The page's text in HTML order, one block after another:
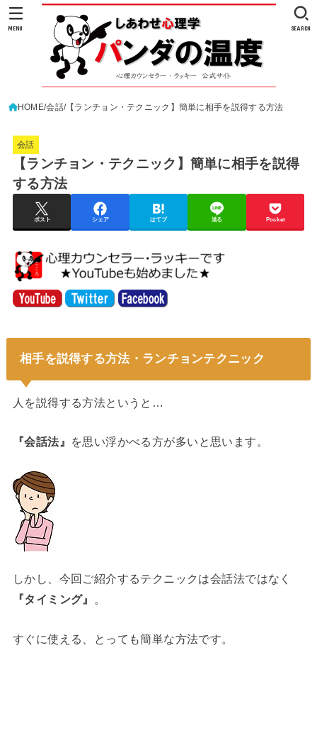
SEARCH
MENU
HOME 会話 【ランチョン・テクニック】簡単に相手を説得する方法
会話
【ランチョン・テクニック】簡単に相手を説得
する方法
ポスト シェア はてブ 送る Pocket
相手を説得する方法・ランチョンテクニック
人を説得する方法というと…
『会話法』 を思い浮かべる方が多いと思います。
しかし、今回ご紹介するテクニックは会話法ではなく
『タイミング』
。
すぐに使える、とっても簡単な方法です。